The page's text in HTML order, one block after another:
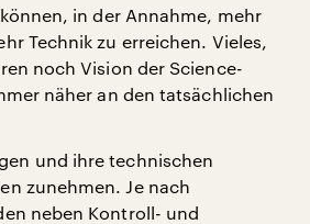
in der Annahme, mehr
Technik zu erreichen. Vieles,
noch Vision der Science-
näher an den tatsächlichen
und ihre technischen
zunehmen. Je nach
neben Kontroll- und